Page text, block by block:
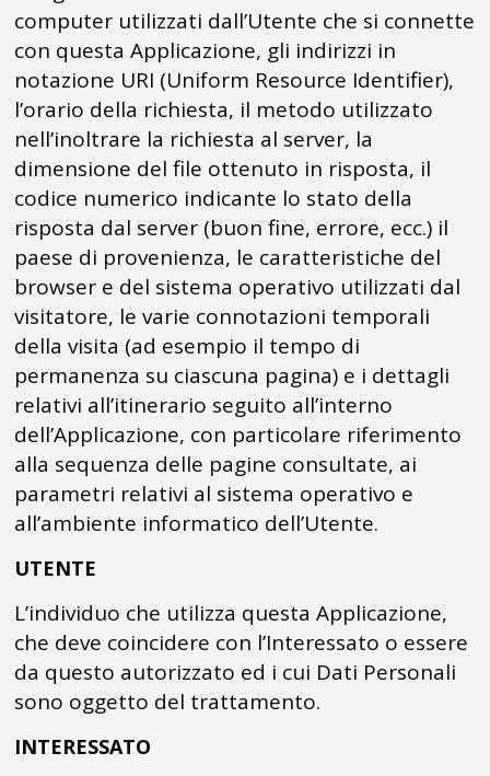
computer utilizzati dall’Utente che si connette
con questa Applicazione, gli indirizzi in
notazione URI (Uniform Resource Identifier),
l’orario della richiesta, il metodo utilizzato
nell’inoltrare la richiesta al server, la
dimensione del file ottenuto in risposta, il
codice numerico indicante lo stato della
risposta dal server (buon fine, errore, ecc.) il
paese di provenienza, le caratteristiche del
browser e del sistema operativo utilizzati dal
visitatore, le varie connotazioni temporali
della visita (ad esempio il tempo di
permanenza su ciascuna pagina) e i dettagli
relativi all’itinerario seguito all’interno
dell’Applicazione, con particolare riferimento
alla sequenza delle pagine consultate, ai
parametri relativi al sistema operativo e
all’ambiente informatico dell’Utente.
UTENTE
L’individuo che utilizza questa Applicazione,
che deve coincidere con l’Interessato o essere
da questo autorizzato ed i cui Dati Personali
sono oggetto del trattamento.
INTERESSATO